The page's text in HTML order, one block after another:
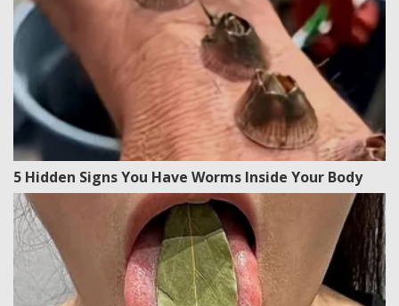
5 Hidden Signs You Have Worms Inside Your Body